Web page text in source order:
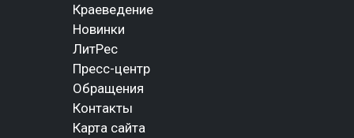
Краеведение
Новинки
ЛитРес
Пресс-центр
Обращения
Контакты
Карта сайта